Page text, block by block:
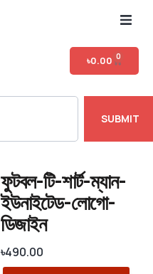
৳0.00 0
SUBMIT
ফুটবল-টি-শার্ট-ম্যান-
ইউনাইটেড-লোগো-
ডিজাইন
৳490.00